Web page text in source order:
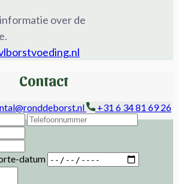
over de
Contact
+31 6 34 81 69 26
datum